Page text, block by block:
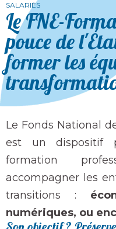
SALARIÉS
Le FNE-
pouce de
former les
Le Fonds National
est un dispositif
formation
accompagner les
transitions :
numériques, ou